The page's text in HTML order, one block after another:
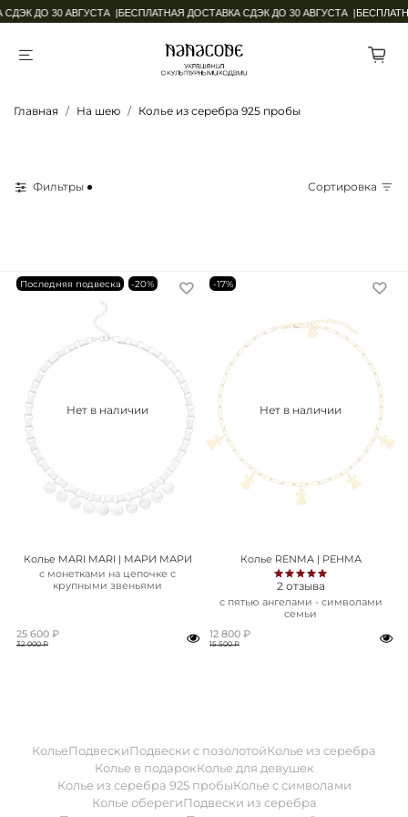
ДО 30 АВГУСТА |БЕСПЛАТНАЯ ДОСТАВКА СДЭК ДО 30 АВГУСТА |
Главная На шею Колье из серебра 925 пробы
Фильтры Сортировка
Нет в наличии
Последняя подвеска -20%
Колье MARI MARI | МАРИ МАРИ
с монетками на цепочке с
крупными звеньями
25 600 ₽
32 000 ₽
Нет в наличии
-17%
Колье RENMA | РЕНМА
2 отзыва
с пятью ангелами - символами
семьи
12 800 ₽
15 500 ₽
КольеПодвескиПодвески с позолотойКолье из серебра
Колье в подарокКолье для девушек
Колье из серебра 925 пробыКолье с символами
Колье оберегиПодвески из серебра